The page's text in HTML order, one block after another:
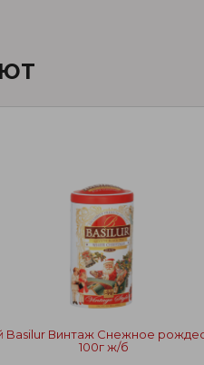
Basilur Винтаж Снежное
100г ж/б